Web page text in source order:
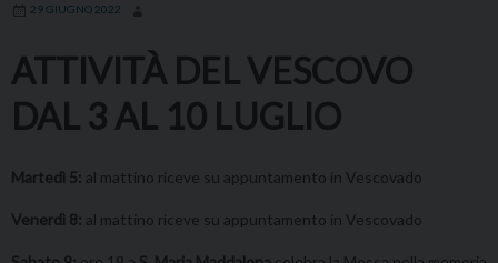
29 GIUGNO 2022
ATTIVITÀ DEL VESCOVO
DAL 3 AL 10 LUGLIO
Martedì 5: al mattino riceve su appuntamento in Vescovado
Venerdì 8: al mattino riceve su appuntamento in Vescovado